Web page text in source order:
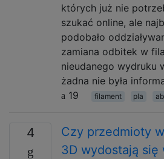
których już nie
szukać online, ale
podobało
zamiana odbitek w
nieudanego wydruku
żadna nie była
19
filament pla
4
Czy przedmioty
3D wydostają się